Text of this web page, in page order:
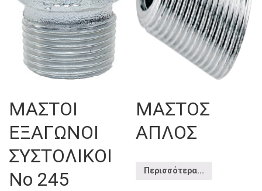
ΜΑΣΤΟΙ
ΕΞΑΓΩΝΟΙ
ΣΥΣΤΟΛΙΚΟΙ
Νο 245
ΜΑΣΤΟΣ
ΑΠΛΟΣ
Περισσότερα...